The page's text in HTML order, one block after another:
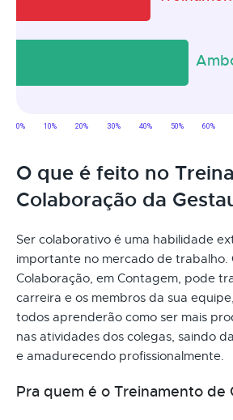
O que é feito no
Colaboração da
Ser colaborativo é uma habilidade
importante no mercado de trabalho.
Colaboração, em Contagem, pode
carreira e os membros da sua
todos aprenderão como ser mais
nas atividades dos colegas, saindo
e amadurecendo profissionalmente.
Pra quem é o Treinamento de